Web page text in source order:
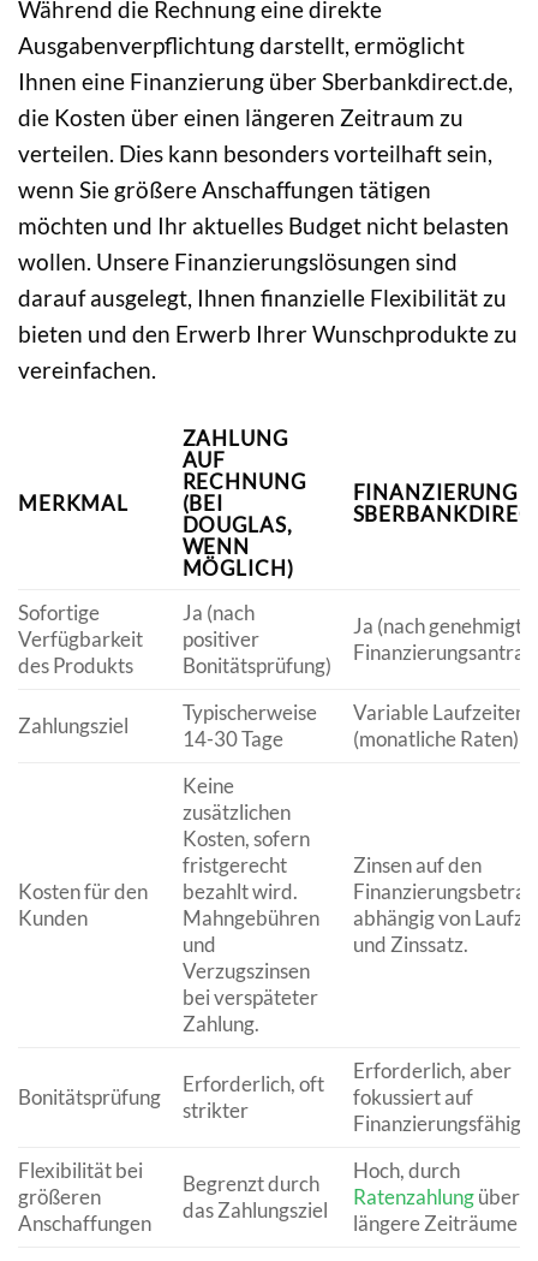
Während die Rechnung eine direkte
Ausgabenverpflichtung darstellt, ermöglicht
Ihnen eine Finanzierung über Sberbankdirect.de,
die Kosten über einen längeren Zeitraum zu
verteilen. Dies kann besonders vorteilhaft sein,
wenn Sie größere Anschaffungen tätigen
möchten und Ihr aktuelles Budget nicht belasten
wollen. Unsere Finanzierungslösungen sind
darauf ausgelegt, Ihnen finanzielle Flexibilität zu
bieten und den Erwerb Ihrer Wunschprodukte zu
vereinfachen.
MERKMAL
ZAHLUNG
AUF
RECHNUNG
(BEI
DOUGLAS,
WENN
MÖGLICH)
FINANZIERUNG
Sofortige
Verfügbarkeit
des Produkts
Ja (nach
positiver
Bonitätsprüfung)
Ja (nach
Zahlungsziel
Typischerweise
14-30 Tage
Variable Laufzeiten
(monatliche Raten)
Kosten für den
Kunden
Keine
zusätzlichen
Kosten, sofern
fristgerecht
bezahlt wird.
Mahngebühren
und
Verzugszinsen
bei verspäteter
Zahlung.
Zinsen auf den
abhängig von
und Zinssatz.
Bonitätsprüfung
Erforderlich, oft
strikter
Erforderlich, aber
fokussiert auf
Flexibilität bei
größeren
Anschaffungen
Begrenzt durch
das Zahlungsziel
Hoch, durch
Ratenzahlungüber
längere Zeiträume